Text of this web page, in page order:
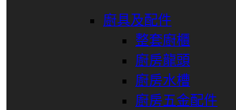
廚具及配件
整套廚櫃
廚房龍頭
廚房水槽
廚房五金配件